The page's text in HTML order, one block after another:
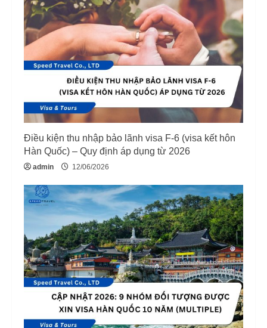
e
a
i
n
g
Điều kiện thu nhập bảo lãnh visa F-6 (visa kết hôn
Hàn Quốc) – Quy định áp dụng từ 2026
admin 12/06/2026